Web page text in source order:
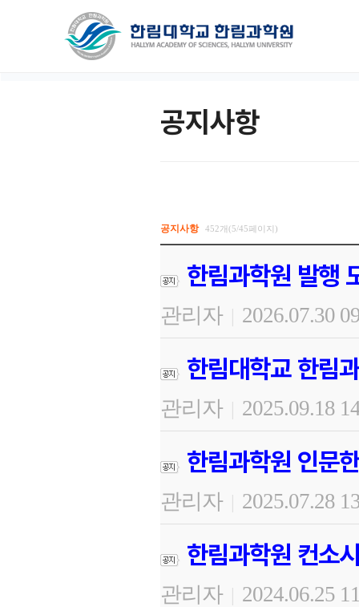
공지사항
공지사항 452개(5/45페이지)
한림과학원 발행
관리자 | 2026.07.30
한림대학교 한림
관리자 | 2025.09.18
한림과학원 인문
관리자 | 2025.07.28
한림과학원 컨소
관리자 | 2024.06.25